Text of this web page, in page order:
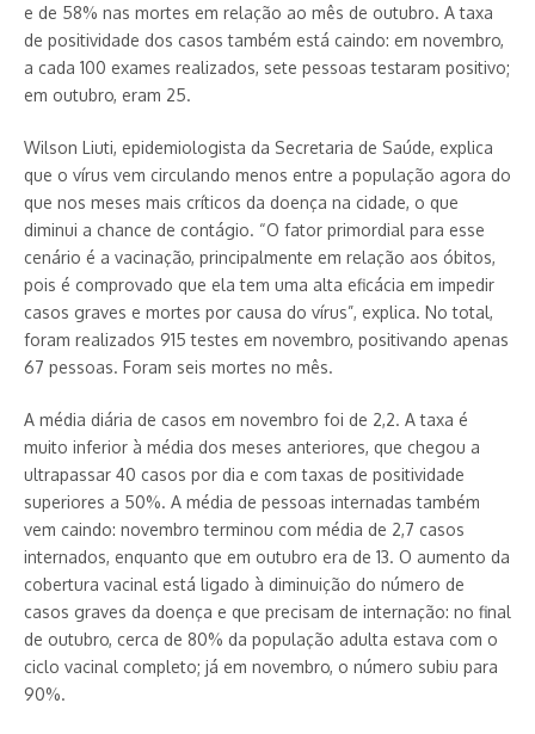
e de 58% nas mortes em relação ao mês de outubro. A taxa
de positividade dos casos também está caindo: em novembro,
a cada 100 exames realizados, sete pessoas testaram positivo;
em outubro, eram 25.
Wilson Liuti, epidemiologista da Secretaria de Saúde, explica
que o vírus vem circulando menos entre a população agora do
que nos meses mais críticos da doença na cidade, o que
diminui a chance de contágio. “O fator primordial para esse
cenário é a vacinação, principalmente em relação aos óbitos,
pois é comprovado que ela tem uma alta eficácia em impedir
casos graves e mortes por causa do vírus”, explica. No total,
foram realizados 915 testes em novembro, positivando apenas
67 pessoas. Foram seis mortes no mês.
A média diária de casos em novembro foi de 2,2. A taxa é
muito inferior à média dos meses anteriores, que chegou a
ultrapassar 40 casos por dia e com taxas de positividade
superiores a 50%. A média de pessoas internadas também
vem caindo: novembro terminou com média de 2,7 casos
internados, enquanto que em outubro era de 13. O aumento da
cobertura vacinal está ligado à diminuição do número de
casos graves da doença e que precisam de internação: no final
de outubro, cerca de 80% da população adulta estava com o
ciclo vacinal completo; já em novembro, o número subiu para
90%.